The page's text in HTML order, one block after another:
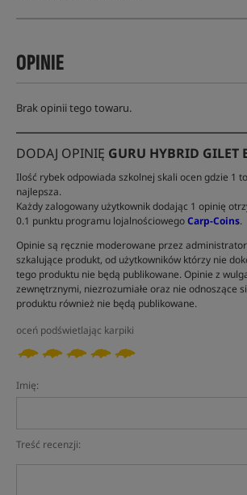
OPINIE
Brak opinii tego towaru.
DODAJ OPINIĘ GURU HYBRID GILET
Ilość rybek odpowiada szkolnej skali ocen gdzie 1
najlepsza.
Każdy zalogowany użytkownik dodając 1 opinię
0.1 punktu programu lojalnościowegoCarp-Coins.
Opinie są ręcznie moderowane przez
szkalujące produkt, od użytkowników którzy nie
tego produktu nie będą publikowane. Opinie z
zewnętrznymi, niezrozumiałe oraz nie odnoszące
produktu również nie będą publikowane.
oceń podświetlając karpiki
Imię:
Treść recenzji: